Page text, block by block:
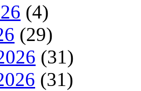
(4)
(29)
(31)
(31)